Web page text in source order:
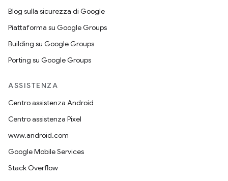
Blog sulla sicurezza di Google
Piattaforma su Google Groups
Building su Google Groups
Porting su Google Groups
ASSISTENZA
Centro assistenza Android
Centro assistenza Pixel
www.android.com
Google Mobile Services
Stack Overflow